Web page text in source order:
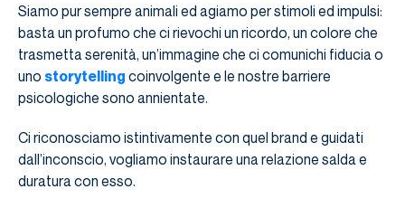
Siamo pur sempre animali ed agiamo per stimoli ed impulsi:
basta un profumo che ci rievochi un ricordo, un colore che
trasmetta serenità, un’immagine che ci comunichi fiducia o
uno storytelling coinvolgente e le nostre barriere
psicologiche sono annientate.
Ci riconosciamo istintivamente con quel brand e guidati
dall’inconscio, vogliamo instaurare una relazione salda e
duratura con esso.